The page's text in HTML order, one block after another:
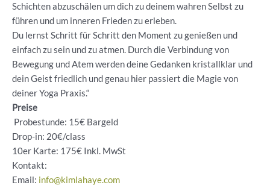
Schichten abzuschälen um dich zu deinem wahren Selbst zu
führen und um inneren Frieden zu erleben.
Du lernst Schritt für Schritt den Moment zu genießen und
einfach zu sein und zu atmen. Durch die Verbindung von
Bewegung und Atem werden deine Gedanken kristallklar und
dein Geist friedlich und genau hier passiert die Magie von
deiner Yoga Praxis.“
Preise
Probestunde: 15€ Bargeld
Drop-in: 20€/class
10er Karte: 175€ Inkl. MwSt
Kontakt:
Email: info@kimlahaye.com